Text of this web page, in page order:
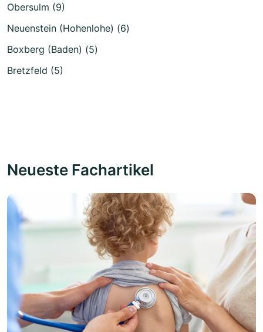
Obersulm (9)
Neuenstein (Hohenlohe) (6)
Boxberg (Baden) (5)
Bretzfeld (5)
Neueste Fachartikel